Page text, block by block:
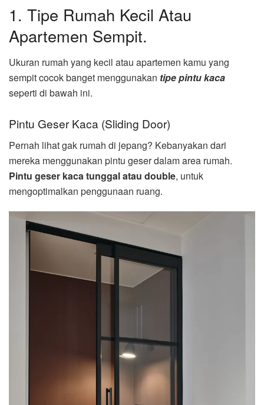
1. Tipe Rumah Kecil Atau
Apartemen Sempit.
Ukuran rumah yang kecil atau apartemen kamu yang
sempit cocok banget menggunakan tipe pintu kaca
seperti di bawah ini.
Pintu Geser Kaca (Sliding Door)
Pernah lihat gak rumah di jepang? Kebanyakan dari
mereka menggunakan pintu geser dalam area rumah.
Pintu geser kaca tunggal atau double, untuk
mengoptimalkan penggunaan ruang.